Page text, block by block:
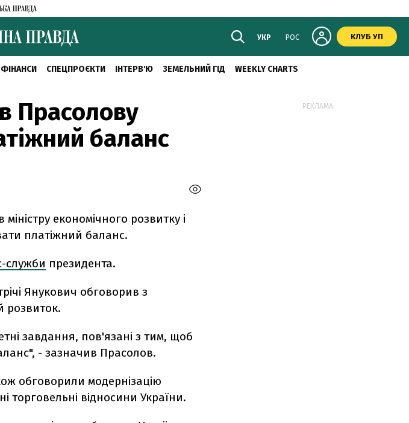
УКР РОС КЛУБ УП
ФІНАНСИ СПЕЦПРОЄКТИ ІНТЕРВ'Ю ЗЕМЕЛЬНИЙ ГІД WEEKLY CHARTS
Прасолову
баланс
економічного розвитку і
платіжний баланс.
служби президента.
Янукович обговорив з
розвиток.
завдання, пов'язані з тим, щоб
- зазначив Прасолов.
обговорили модернізацію
торговельні відносини України.
РЕКЛАМА: